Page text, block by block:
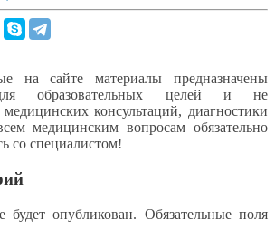
на сайте материалы предназначены
образовательных целей и не
консультаций, диагностики
медицинским вопросам обязательно
со специалистом!
опубликован. Обязательные поля